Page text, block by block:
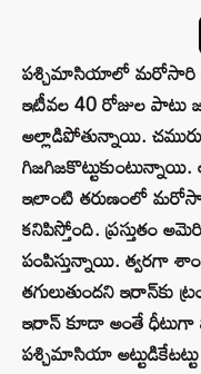
పశ్చిమాసియాలో మరోసారి
ఇటీవల 40 రోజుల పాటు
అల్లాడిపోతున్నాయి.
ఇలాంటి తరుణంలో
కనిపిస్తోంది. ప్రస్తుతం
పంపిస్తున్నాయి. త్వరగా
తగులుతుందని ఇరాన్‌కు
ఇరాన్ కూడా అంతే
పశ్చిమాసియా